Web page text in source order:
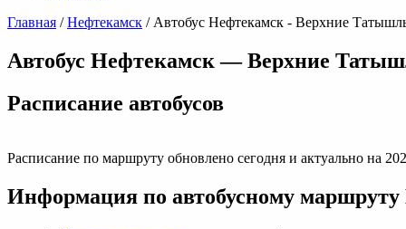
Главная /Нефтекамск / Автобус Нефтекамск - Верхние
Автобус Нефтекамск — Верхние
Раcписание автобусов
Расписание по маршруту обновлено сегодня и актуально на
Информация по автобусному